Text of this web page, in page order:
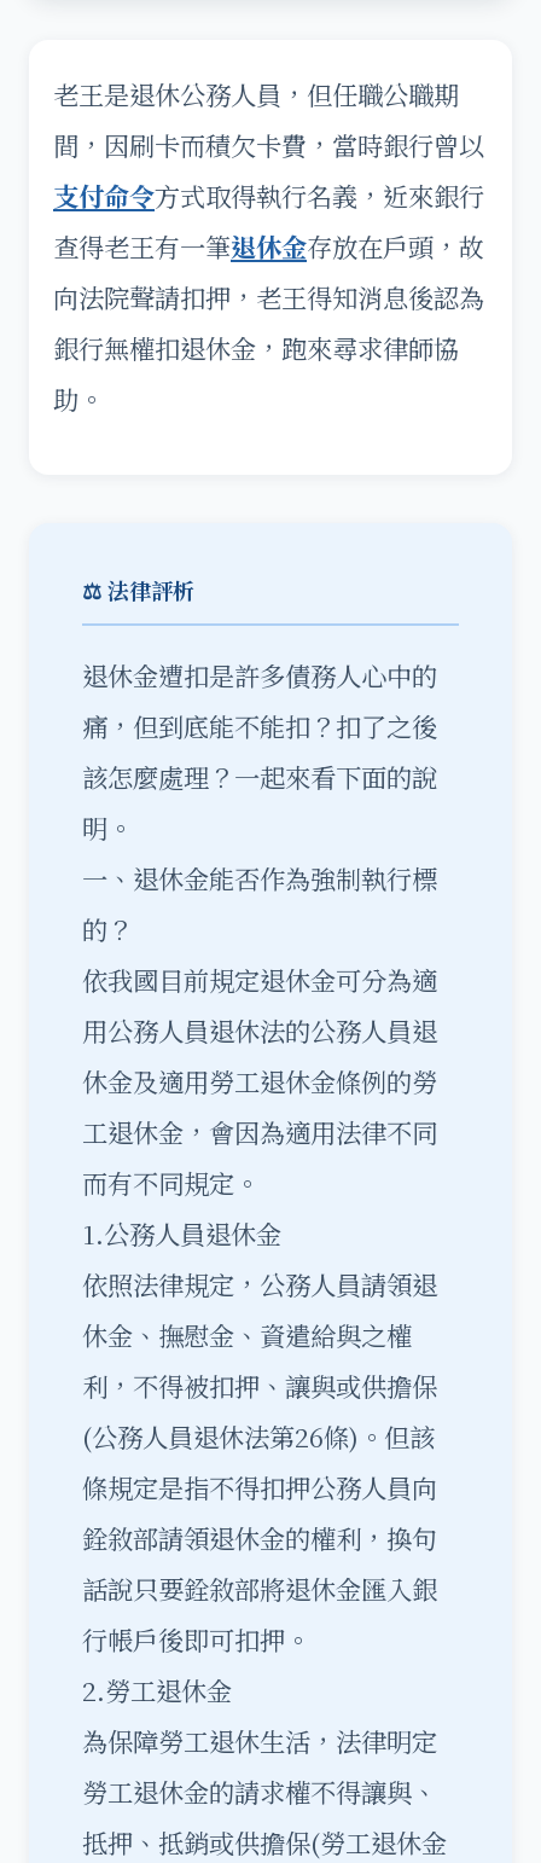
老王是退休公務人員，但任職公職期
間，因刷卡而積欠卡費，當時銀行曾以
支付命令方式取得執行名義，近來銀行
查得老王有一筆退休金存放在戶頭，故
向法院聲請扣押，老王得知消息後認為
銀行無權扣退休金，跑來尋求律師協
助。
⚖️ 法律評析
退休金遭扣是許多債務人心中的
痛，但到底能不能扣？扣了之後
該怎麼處理？一起來看下面的說
明。
一、退休金能否作為強制執行標
的？
依我國目前規定退休金可分為適
用公務人員退休法的公務人員退
休金及適用勞工退休金條例的勞
工退休金，會因為適用法律不同
而有不同規定。
1.公務人員退休金
依照法律規定，公務人員請領退
休金、撫慰金、資遣給與之權
利，不得被扣押、讓與或供擔保
(公務人員退休法第26條)。但該
條規定是指不得扣押公務人員向
銓敘部請領退休金的權利，換句
話說只要銓敘部將退休金匯入銀
行帳戶後即可扣押。
2.勞工退休金
為保障勞工退休生活，法律明定
勞工退休金的請求權不得讓與、
抵押、抵銷或供擔保(勞工退休金